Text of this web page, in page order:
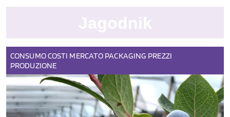
CONSUMOCOSTI MERCATO PACKAGING PREZZI
PRODUZIONE